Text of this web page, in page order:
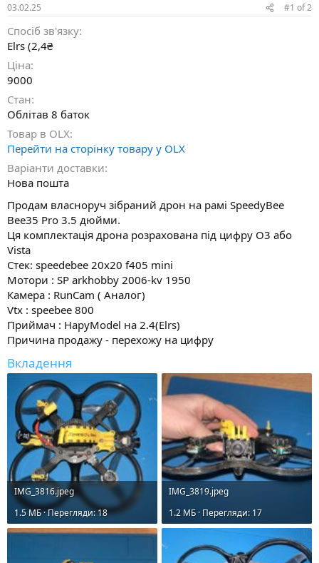
с
03.02.25 #1 of2
Спосіб зв'язку
Elrs (2,4₴
Ціна
9000
Стан
Облітав 8 баток
Товар в OLX
Перейти на сторінку товару у OLX
Варіанти доставки
Нова пошта
Продам власноруч зібраний дрон на рамі SpeedyBee
Bee35 Pro 3.5 дюйми.
Ця комплектація дрона розрахована під цифру О3 або
Vista
Стек: speedebee 20x20 f405 mini
Мотори : SP arkhobby 2006-kv 1950
Камера : RunCam ( Аналог)
Vtx : speebee 800
Приймач : HapyModel на 2.4(Elrs)
Причина продажу - перехожу на цифру
Вкладення
IMG_3816.jpeg
1.5 MБ · Перегляди: 18
IMG_3819.jpeg
1.2 MБ · Перегляди: 17